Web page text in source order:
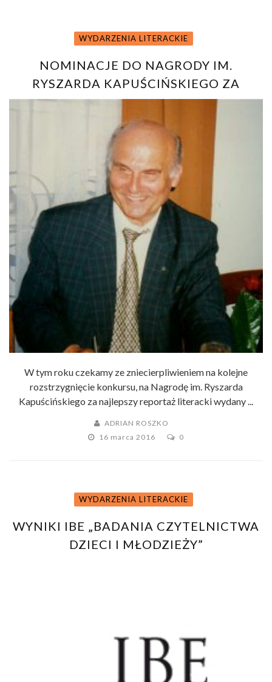
WYDARZENIA LITERACKIE
NOMINACJE DO NAGRODY IM.
RYSZARDA KAPUŚCIŃSKIEGO ZA
REPORTAŻ LITERACKI 2015
W tym roku czekamy ze zniecierpliwieniem na kolejne
rozstrzygnięcie konkursu, na Nagrodę im. Ryszarda
Kapuścińskiego za najlepszy reportaż literacki wydany ...
ADRIAN ROSZKO
16 marca 2016
0
WYDARZENIA LITERACKIE
WYNIKI IBE „BADANIA CZYTELNICTWA
DZIECI I MŁODZIEŻY”